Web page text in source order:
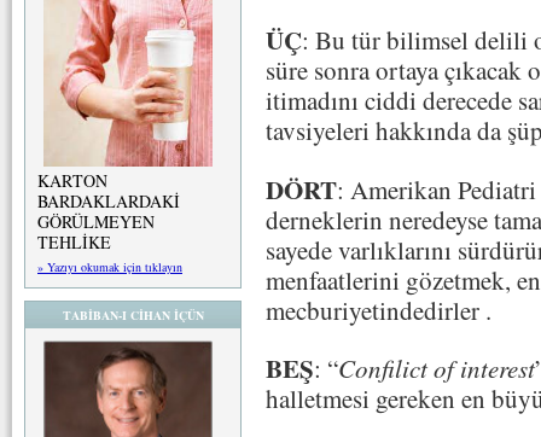
KARTON
BARDAKLARDAKİ
GÖRÜLMEYEN
TEHLİKE
» Yazıyı okumak için tıklayın
TABİBAN-I CİHAN İÇÜN
ÜÇ: Bu tür bilimsel delili
süre sonra ortaya
itimadını ciddi derecede
tavsiyeleri hakkında da
DÖRT: Amerikan
derneklerin neredeyse
sayede varlıklarını
menfaatlerini gözetmek,
mecburiyetindedirler .
BEŞ: “Confilict of interest
halletmesi gereken en